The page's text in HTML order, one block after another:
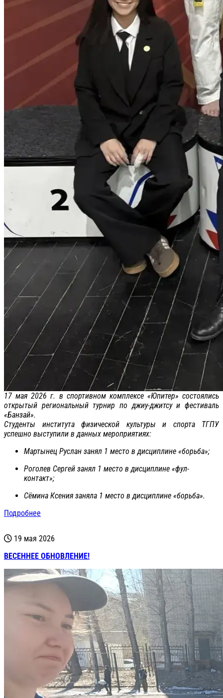
17 мая 2026 г. в спортивном комплексе «Юпитер» состоялись
открытый региональный турнир по джиу-джитсу и фестиваль
«Банзай».
Студенты института физической культуры и спорта ТГПУ
успешно выступили в данных мероприятиях:
Мартынец Руслан занял 1 место в дисциплине «борьба»;
Роголев Сергей занял 1 место в дисциплине «фул-
контакт»;
Сёмина Ксения заняла 1 место в дисциплине «борьба».
Подробнее
19 мая 2026
ВЕСЕННЕЕ ОБНОВЛЕНИЕ!